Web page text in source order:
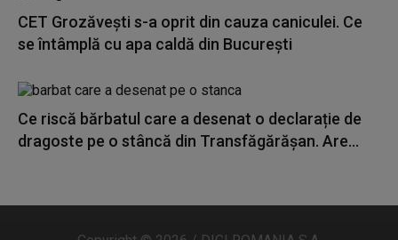
CET Grozăvești s-a oprit din cauza caniculei. Ce
se întâmplă cu apa caldă din București
Ce riscă bărbatul care a desenat o declarație de
dragoste pe o stâncă din Transfăgărășan. Are...